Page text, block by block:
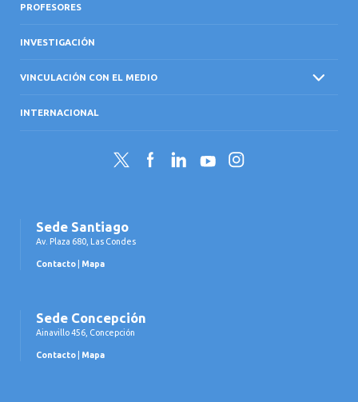
PROFESORES
INVESTIGACIÓN
VINCULACIÓN CON EL MEDIO
INTERNACIONAL
Twitter FacebookLinkedInYouTubeInstagram
Sede Santiago
Av. Plaza 680, Las Condes
Contacto Mapa
Sede Concepción
Ainavillo 456, Concepción
Contacto Mapa